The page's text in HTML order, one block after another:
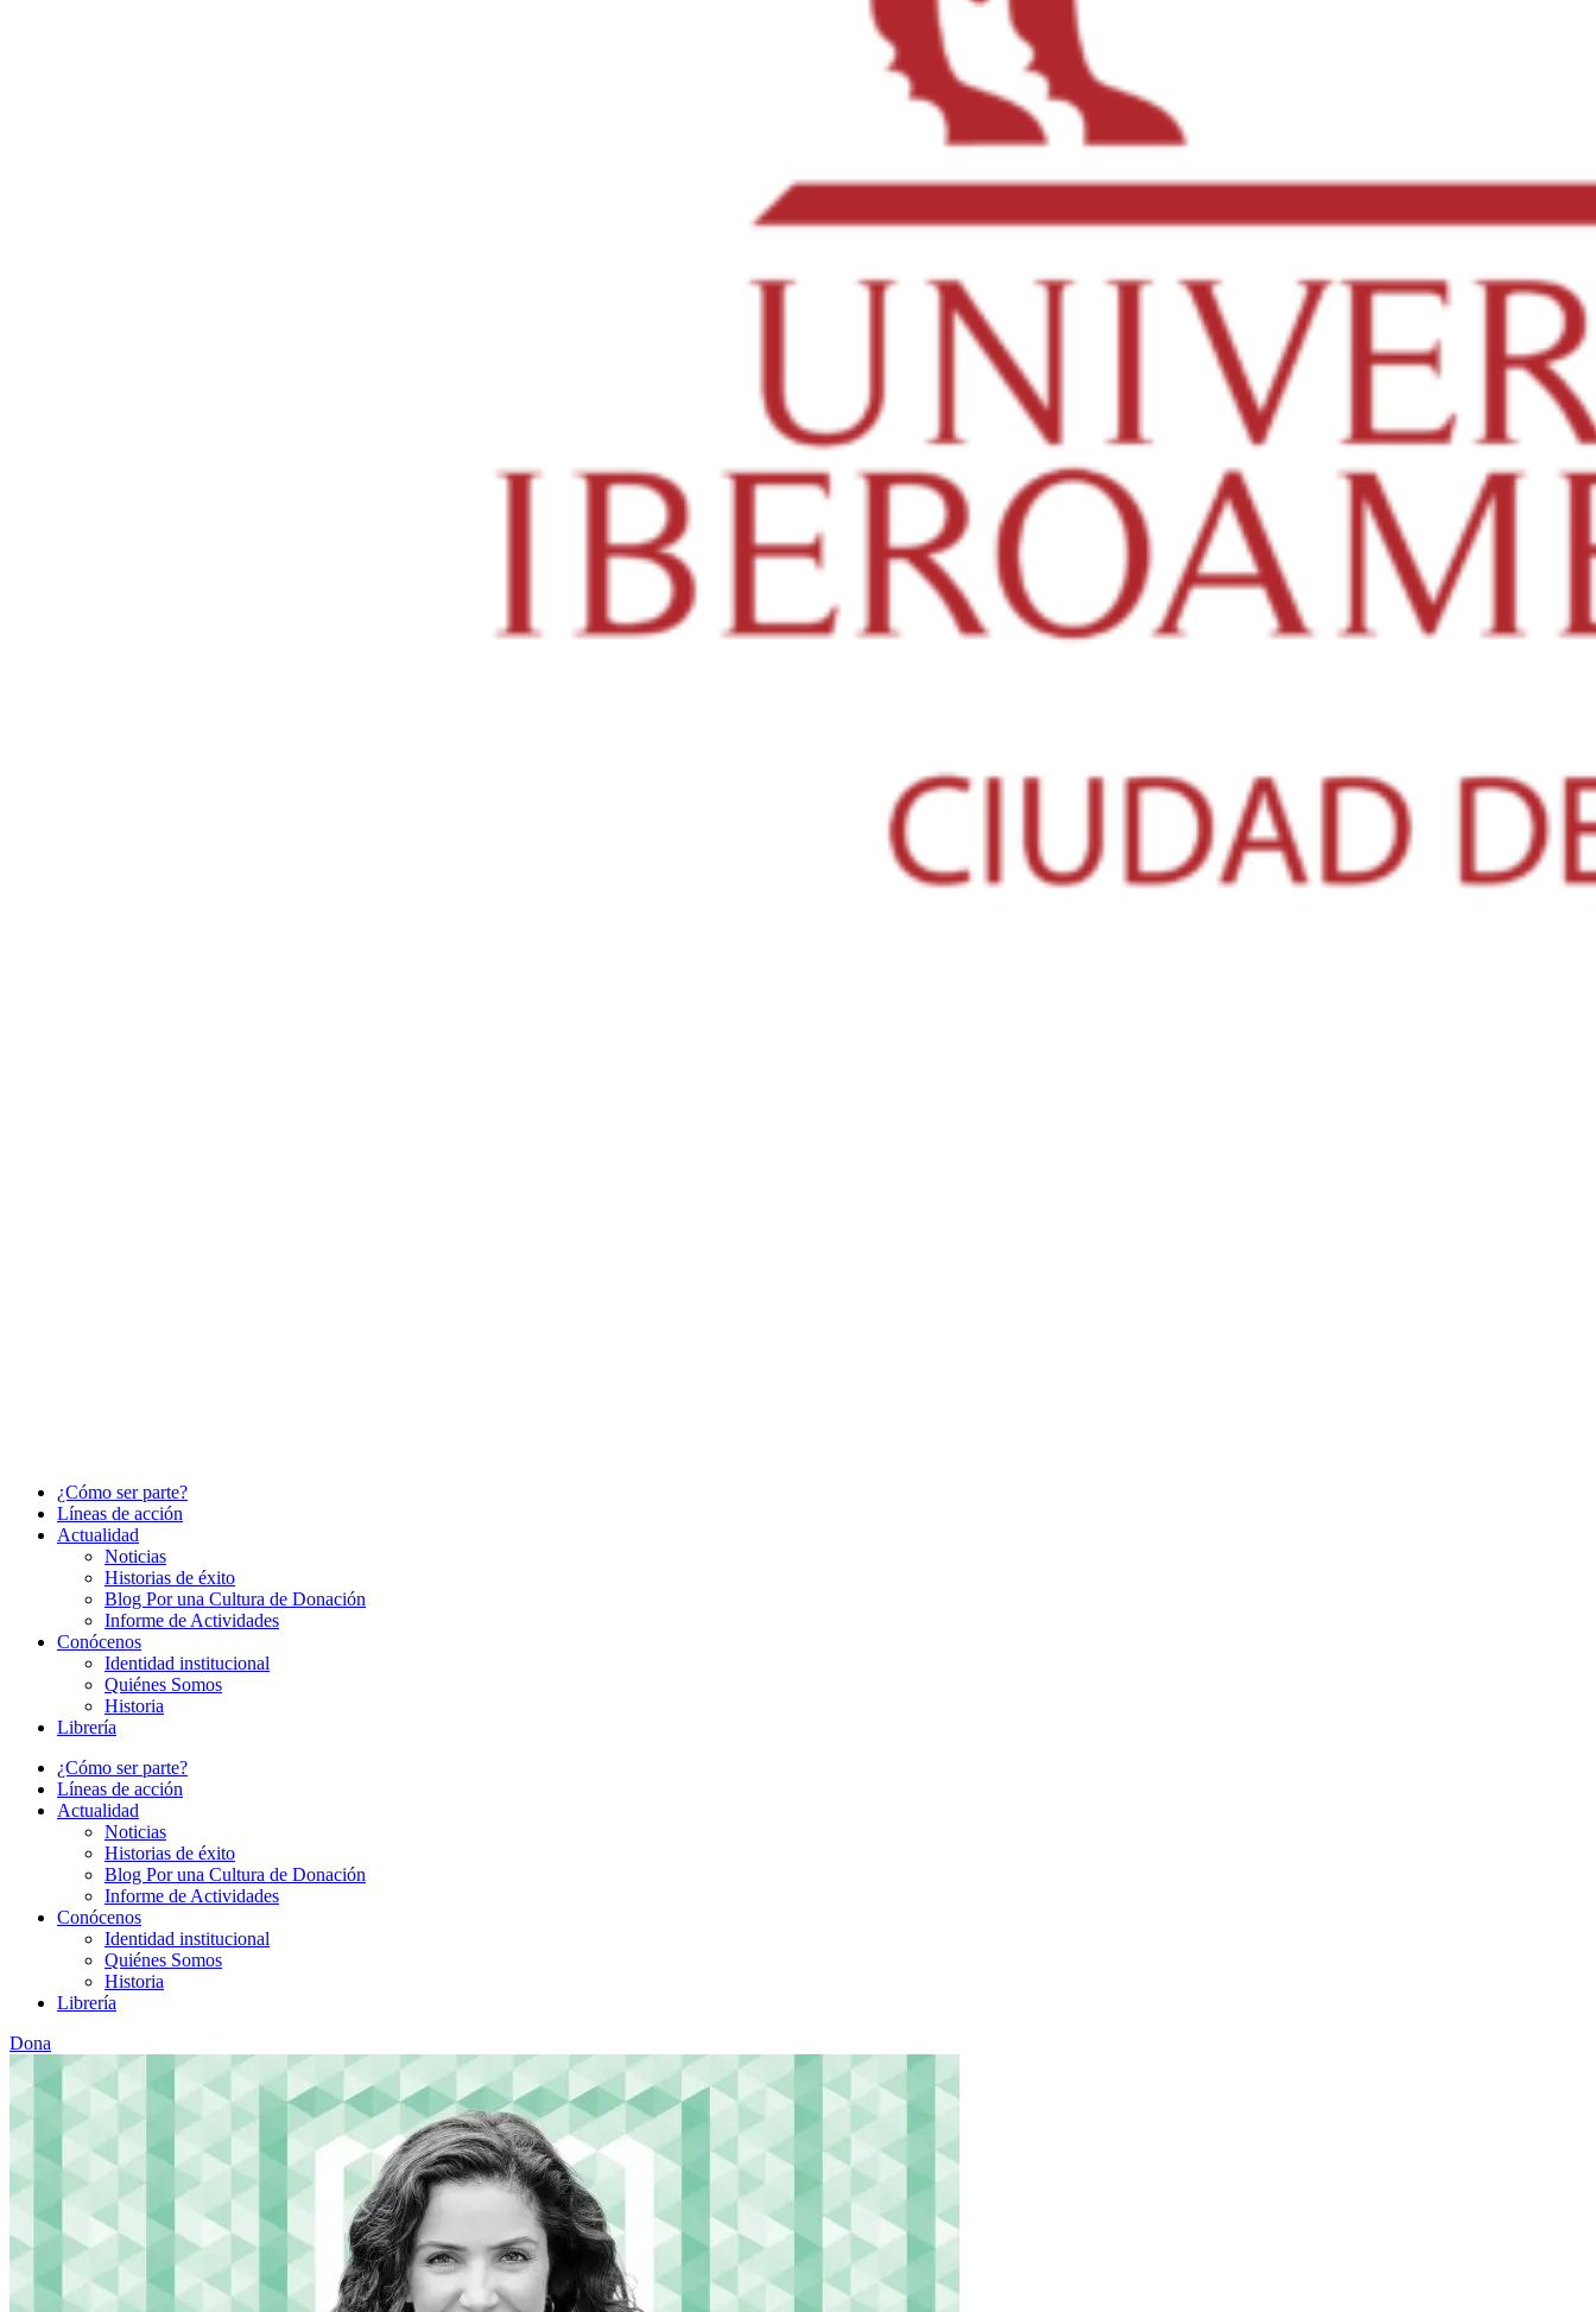
¿Cómo ser parte?
Líneas de acción
Actualidad
Noticias
Historias de éxito
Blog Por una Cultura de Donación
Informe de Actividades
Conócenos
Identidad institucional
Quiénes Somos
Historia
Librería
¿Cómo ser parte?
Líneas de acción
Actualidad
Noticias
Historias de éxito
Blog Por una Cultura de Donación
Informe de Actividades
Conócenos
Identidad institucional
Quiénes Somos
Historia
Librería
Dona